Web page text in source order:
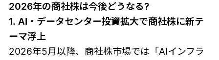
2026年の商社株は今後どうなる?
1. AI・データセンター投資拡大で商社株に新テ
ーマ浮上
2026年5月以降、商社株市場では「AIインフラ